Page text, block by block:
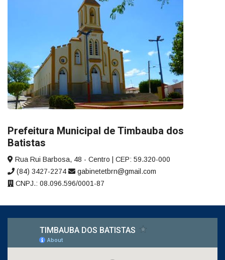
Prefeitura Municipal de Timbauba dos
Batistas
Rua Rui Barbosa, 48 - Centro | CEP: 59.320-000
(84) 3427-2274
gabinetetbrn@gmail.com
CNPJ.: 08.096.596/0001-87